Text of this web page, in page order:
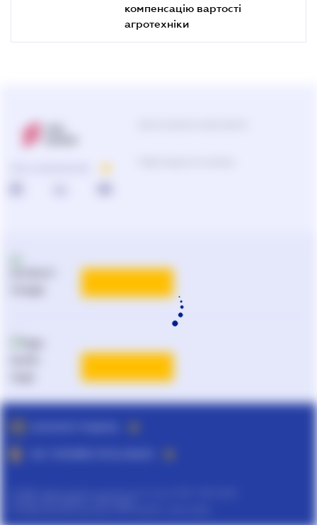
компенсацію вартості
агротехніки